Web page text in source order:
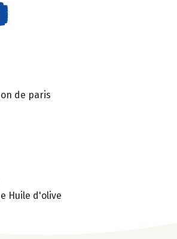
de paris
Huile d'olive